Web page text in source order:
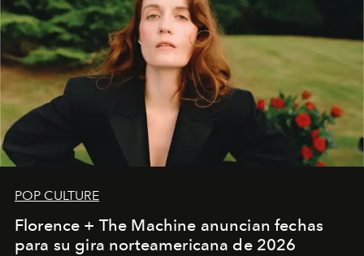
POP CULTURE
Florence + The Machine anuncian fechas
para su gira norteamericana de 2026